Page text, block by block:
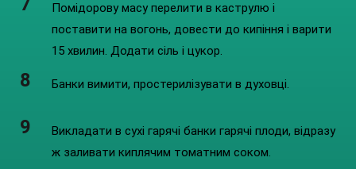
Помідорову масу перелити в каструлю і
поставити на вогонь, довести до кипіння і варити
15 хвилин. Додати сіль і цукор.
Банки вимити, простерилізувати в духовці.
Викладати в сухі гарячі банки гарячі плоди, відразу
ж заливати киплячим томатним соком.